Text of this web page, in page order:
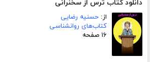
دانلود کتاب ترس از سخنرانی
از: حسنیه رضایی
کتاب‌های روانشناسی
۱۶ صفحه